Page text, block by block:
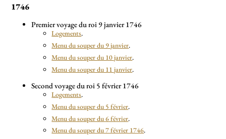
1746
Premier voyage du roi 9 janvier 1746
Logements.
Menu du souper du 9 janvier.
Menu du souper du 10 janvier.
Menu du souper du 11 janvier.
Second voyage du roi 5 février 1746
Logements.
Menu du souper du 5 février.
Menu du souper du 6 février.
Menu du souper du 7 février 1746.